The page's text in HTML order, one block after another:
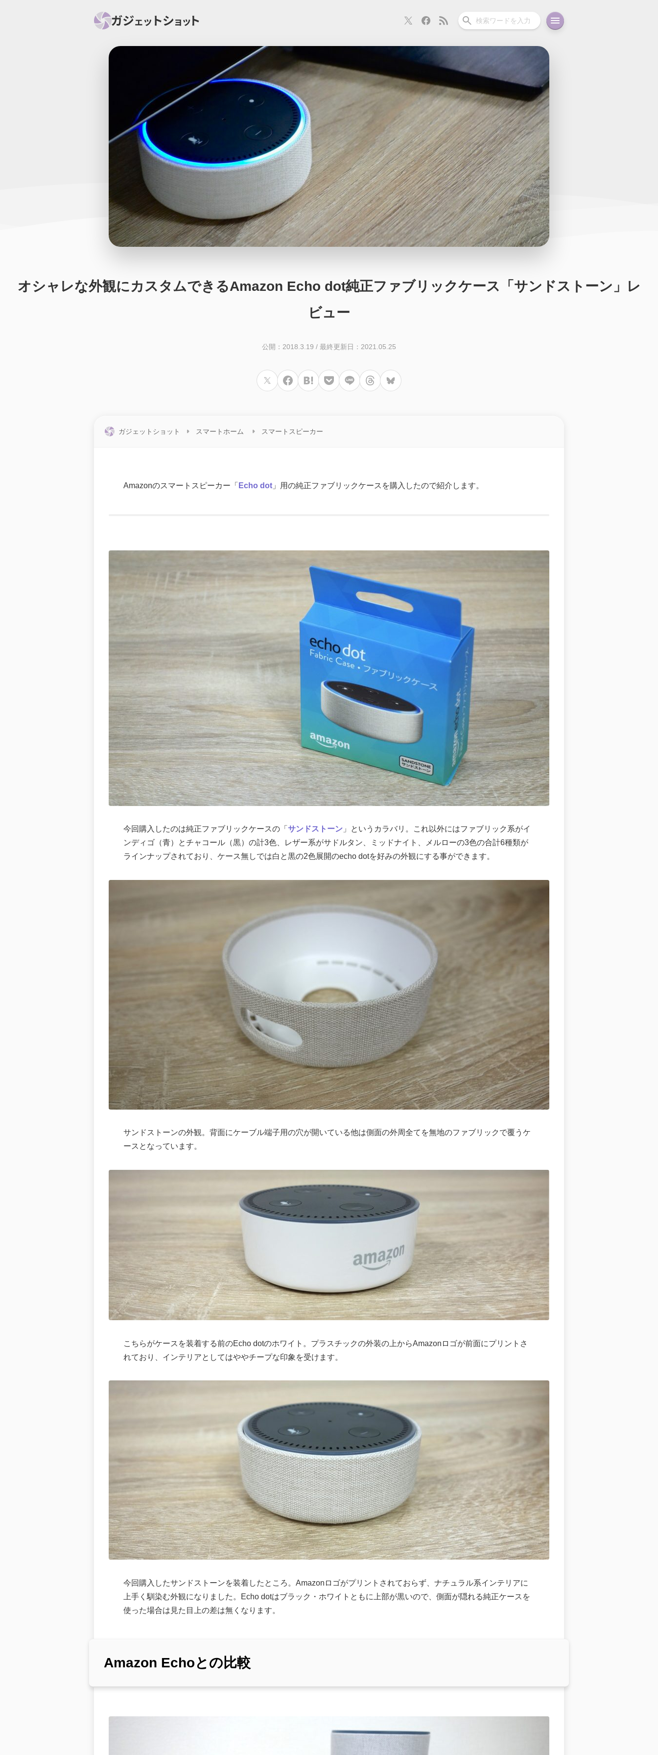
PC関連 カメラ ウェアラブル スマートホーム 車・バイク 充電関連 その他
スマートホーム 回線 Mac Android ガイド
ニュース オーディオ
オシャレな外観にカスタムできるAmazon Echo dot純正ファブリックケース「サンドストーン」レ
ビュー
公開：2018.3.19 / 最終更新日：2021.05.25
ガジェットショット スマートホーム スマートスピーカー
Amazonのスマートスピーカー「 Echo dot 」用の純正ファブリックケースを購入したので紹介します。
今回購入したのは純正ファブリックケースの「 サンドストーン 」というカラバリ。これ以外にはファブリック系がイ
ンディゴ（青）とチャコール（黒）の計3色、レザー系がサドルタン、ミッドナイト、メルローの3色の合計6種類が
ラインナップされており、ケース無しでは白と黒の2色展開のecho dotを好みの外観にする事ができます。
サンドストーンの外観。背面にケーブル端子用の穴が開いている他は側面の外周全てを無地のファブリックで覆うケ
ースとなっています。
こちらがケースを装着する前のEcho dotのホワイト。プラスチックの外装の上からAmazonロゴが前面にプリントさ
れており、インテリアとしてはややチープな印象を受けます。
今回購入したサンドストーンを装着したところ。Amazonロゴがプリントされておらず、ナチュラル系インテリアに
上手く馴染む外観になりました。Echo dotはブラック・ホワイトともに上部が黒いので、側面が隠れる純正ケースを
使った場合は見た目上の差は無くなります。
Amazon Echoとの比較